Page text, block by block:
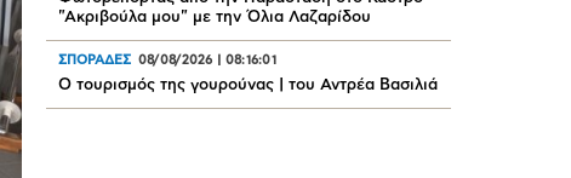
"Ακριβούλα μου" με την Όλια Λαζαρίδου
ΣΠΟΡΑΔΕΣ 08/08/2026 08:16:01
Ο τουρισμός της γουρούνας | του Αντρέα Βασιλιά